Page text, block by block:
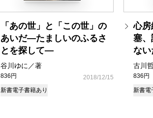
「あの世」と「この世」の
あいだ―たましいのふるさ
とを探して―
谷川ゆに／著
836円
2018/12/15
新書電子書籍あり
心
塞、
な
古川
836円
新書電